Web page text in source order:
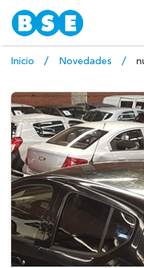
Inicio Novedades